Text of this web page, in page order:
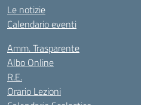
Le notizie
Calendario eventi
Amm. Trasparente
Albo Online
R.E.
Orario Lezioni